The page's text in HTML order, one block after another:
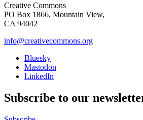
Creative Commons
PO Box 1866, Mountain View,
CA 94042
info@creativecommons.org
Bluesky
Mastodon
LinkedIn
Subscribe to our